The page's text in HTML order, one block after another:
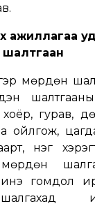
ажиллагаа
шалтгаан
мөрдөн
хоёр, гурав,
ойлгож,
нэг
гомдол
шалгахад